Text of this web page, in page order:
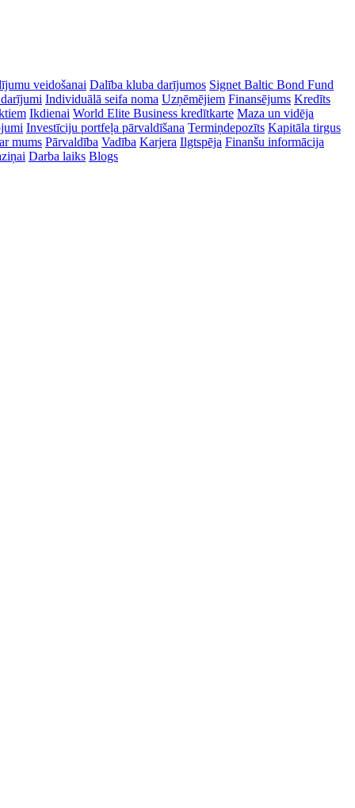
veidošanai Dalība kluba darījumos Signet Baltic Bond Fund
Individuālā seifa noma Uzņēmējiem Finansējums Kredīts
Ikdienai World Elite Business kredītkarte Maza un vidēja
Investīciju portfeļa pārvaldīšana Termiņdepozīts Kapitāla tirgus
mums Pārvaldība Vadība Karjera Ilgtspēja Finanšu informācija
Darba laiks Blogs